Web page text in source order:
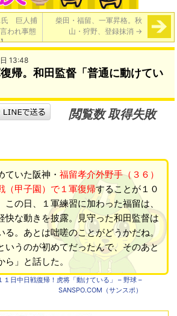
氏 巨人捕
われ事態
柴田・福留、一軍昇格。秋
山・狩野、登録抹消 →
13:48
帰。和田監督「普通に動けてい
閲覧数 取得失敗
ていた阪神・ 福留孝介外野手（３６）
（甲子園）で１軍復帰することが１０
この日、１軍練習に加わった福留は、
快な動きを披露。見守った和田監督は
る。あとは咄嗟のことがどうかだね。
いうのが初めてだったんで、そのあと
」と話した。
１日中日戦復帰！虎将「動けている」 – 野球 –
SANSPO.COM（サンスポ）